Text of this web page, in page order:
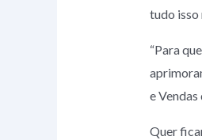
tudo isso
“Para
e
Quer